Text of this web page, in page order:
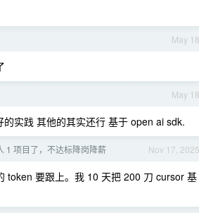
May 18
May 18
实践 其他的其实还行 基于 open ai sdk.
Nov 17, 2025
1 项目了，不达标降岗降薪
token 要跟上。我 10 天把 200 刀 cursor 基